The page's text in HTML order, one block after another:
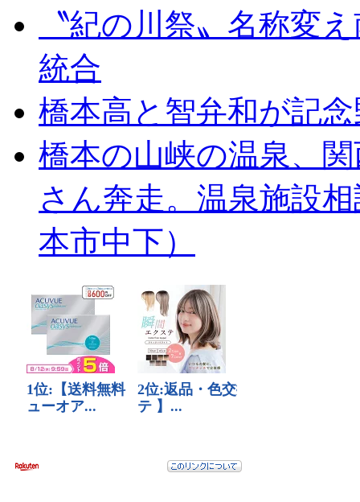
〝紀の川祭〟名称変
統合
橋本高と智弁和が記
橋本の山峡の温泉、
さん奔走。温泉施設
本市中下）